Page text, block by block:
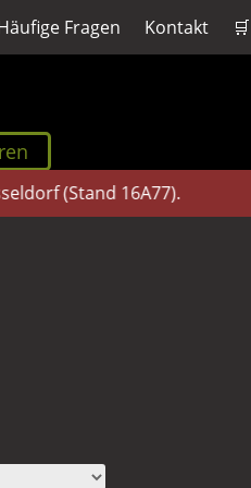
Fragen Kontakt 🛒
(Stand 16A77).